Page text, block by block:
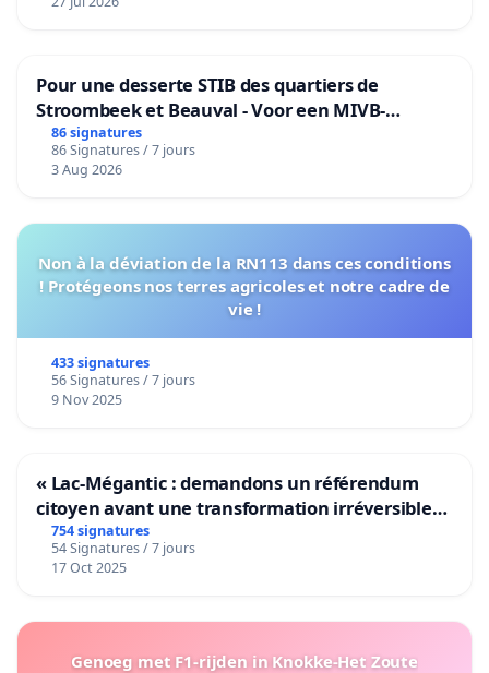
Pour une desserte STIB des quartiers de
Stroombeek et Beauval - Voor een MIVB-
bediening van de wijken Strombeek en Het
Voor
86 signatures
86 Signatures / 7 jours
3 Aug 2026
Non à la déviation de la RN113 dans ces conditions
! Protégeons nos terres agricoles et notre cadre de
vie !
433 signatures
56 Signatures / 7 jours
9 Nov 2025
« Lac-Mégantic : demandons un référendum
citoyen avant une transformation irréversible
de notre territoire »
754 signatures
54 Signatures / 7 jours
17 Oct 2025
Genoeg met F1-rijden in Knokke-Het Zoute